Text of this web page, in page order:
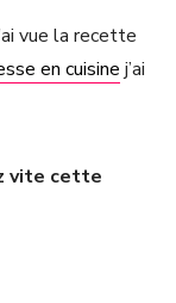
vue la recette
en cuisine j’ai
vite cette